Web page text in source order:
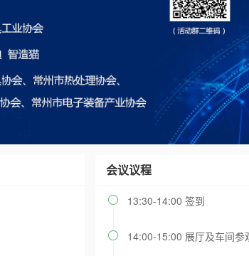
会议议程
 13:30-14:00 签到
 14:00-15:00 展厅及车间参